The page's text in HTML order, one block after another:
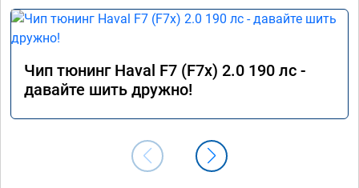
Чип тюнинг Haval F7 (F7x) 2.0 190 лс -
давайте шить дружно!